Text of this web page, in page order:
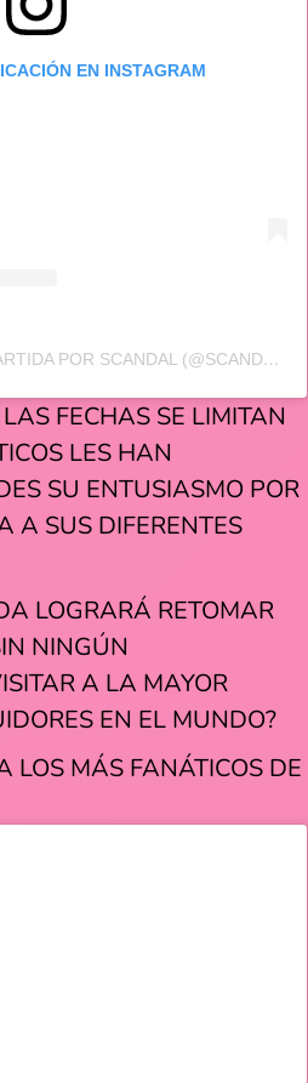
EN INSTAGRAM
UNA PUBLICACIÓN COMPARTIDA POR SCANDAL (@SCANDAL_BAND_OFFICIAL)
FECHAS SE LIMITAN
LES HAN
SU ENTUSIASMO POR
A SUS DIFERENTES
LOGRARÁ RETOMAR
NINGÚN
A LA MAYOR
EN EL MUNDO?
LOS MÁS FANÁTICOS DE